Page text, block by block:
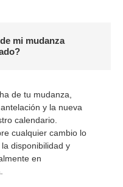
mi mudanza
de tu mudanza,
y la nueva
calendario.
cualquier cambio lo
disponibilidad y
en